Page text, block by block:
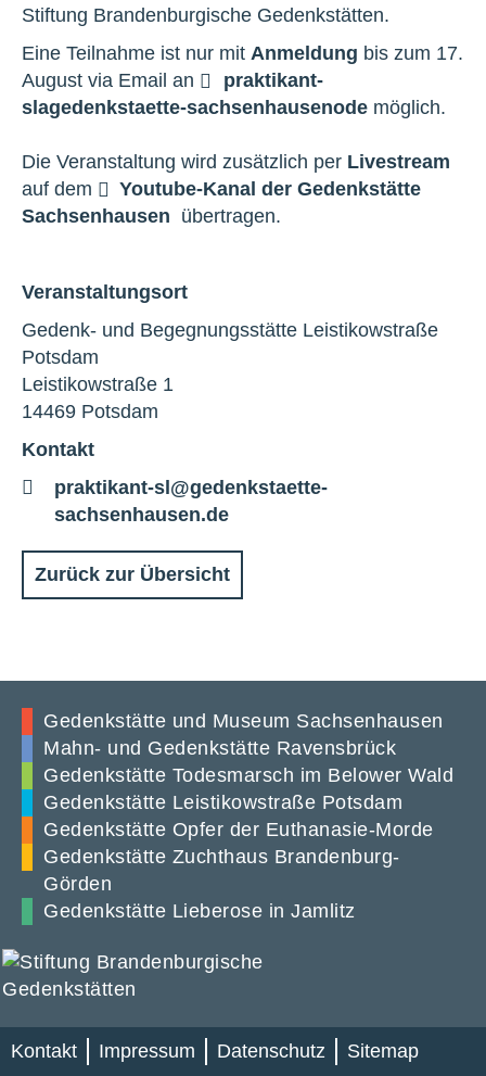
Stiftung Brandenburgische Gedenkstätten.
Eine Teilnahme ist nur mit Anmeldung bis zum 17.
August via Email an
praktikant-
sl agedenkstaette-sachsenhausenode möglich.
Die Veranstaltung wird zusätzlich per Livestream
auf dem
Youtube-Kanal der Gedenkstätte
Sachsenhausen übertragen.
Veranstaltungsort
Gedenk- und Begegnungsstätte Leistikowstraße
Potsdam
Leistikowstraße 1
14469 Potsdam
Kontakt
E-
Mail
praktikant-sl@gedenkstaette-
sachsenhausen.de
Zurück zur Übersicht
Gedenkstätte und Museum Sachsenhausen
Mahn- und Gedenkstätte Ravensbrück
Gedenkstätte Todesmarsch im Belower Wald
Gedenkstätte Leistikowstraße Potsdam
Gedenkstätte Opfer der Euthanasie-Morde
Gedenkstätte Zuchthaus Brandenburg-
Görden
Gedenkstätte Lieberose in Jamlitz
Kontakt Impressum Datenschutz Sitemap